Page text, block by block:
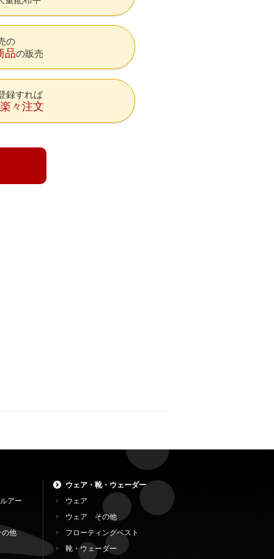
の
品の販売
録すれば
々注文
アー
の他
ウェア・靴・ウェーダー
ウェア
ウェア その他
フローティングベスト
靴・ウェーダー